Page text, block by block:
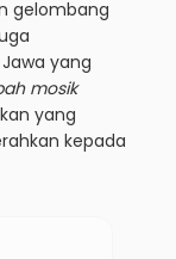
gelombang
yang
mosik
yang
kepada